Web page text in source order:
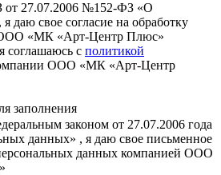
от 27.07.2006 №152-ФЗ «О
даю свое согласие на обработку
«МК «Арт-Центр Плюс»
соглашаюсь с политикой
ООО «МК «Арт-Центр
заполнения
законом от 27.07.2006 года
данных» , я даю свое письменное
данных компанией ООО